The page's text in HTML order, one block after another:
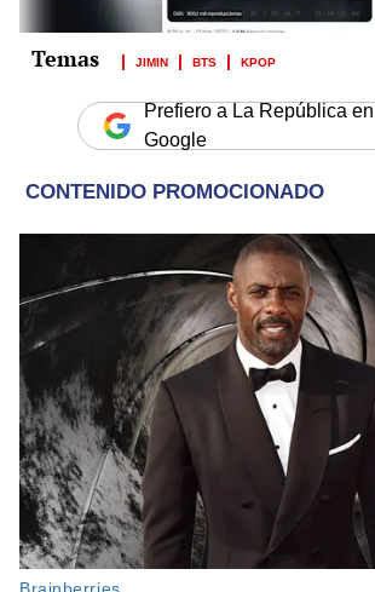
JIMIN BTS KPOP
Prefiero a La República en
Google